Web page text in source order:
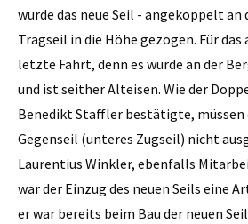
wurde das neue Seil - angekoppelt an
Tragseil in die Höhe gezogen. Für das
letzte Fahrt, denn es wurde an der
und ist seither Alteisen. Wie der
Benedikt Staffler bestätigte, müssen
Gegenseil (unteres Zugseil) nicht
Laurentius Winkler, ebenfalls
war der Einzug des neuen Seils eine
er war bereits beim Bau der neuen